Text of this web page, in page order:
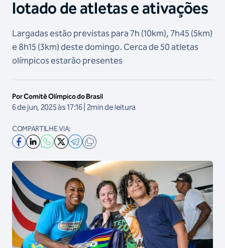
lotado de atletas e ativações
Largadas estão previstas para 7h (10km), 7h45 (5km)
e 8h15 (3km) deste domingo. Cerca de 50 atletas
olímpicos estarão presentes
Por Comitê Olímpico do Brasil
6 de jun, 2025 às 17:16 | 2min de leitura
COMPARTILHE VIA: